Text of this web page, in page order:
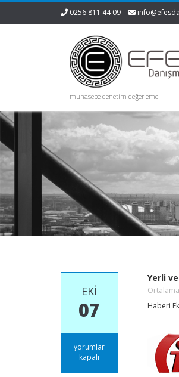
0256 811 44 09
muhasebe denetim değerleme
EKI
07
Yerli
yorumlar
kapalı
Yerli
Haberi